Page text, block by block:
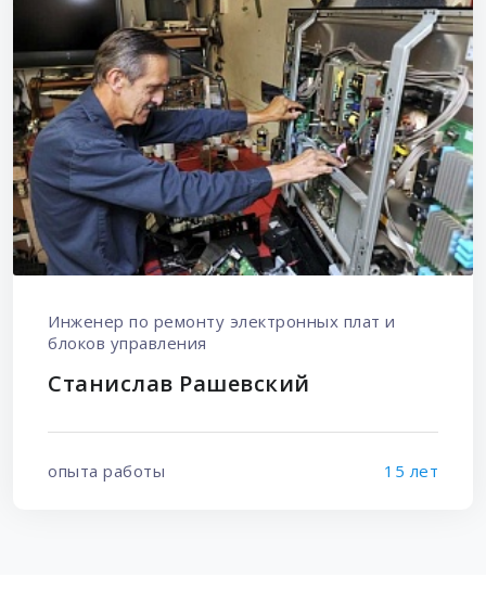
Инженер по ремонту электронных плат и
блоков управления
Станислав Рашевский
опыта работы 15 лет